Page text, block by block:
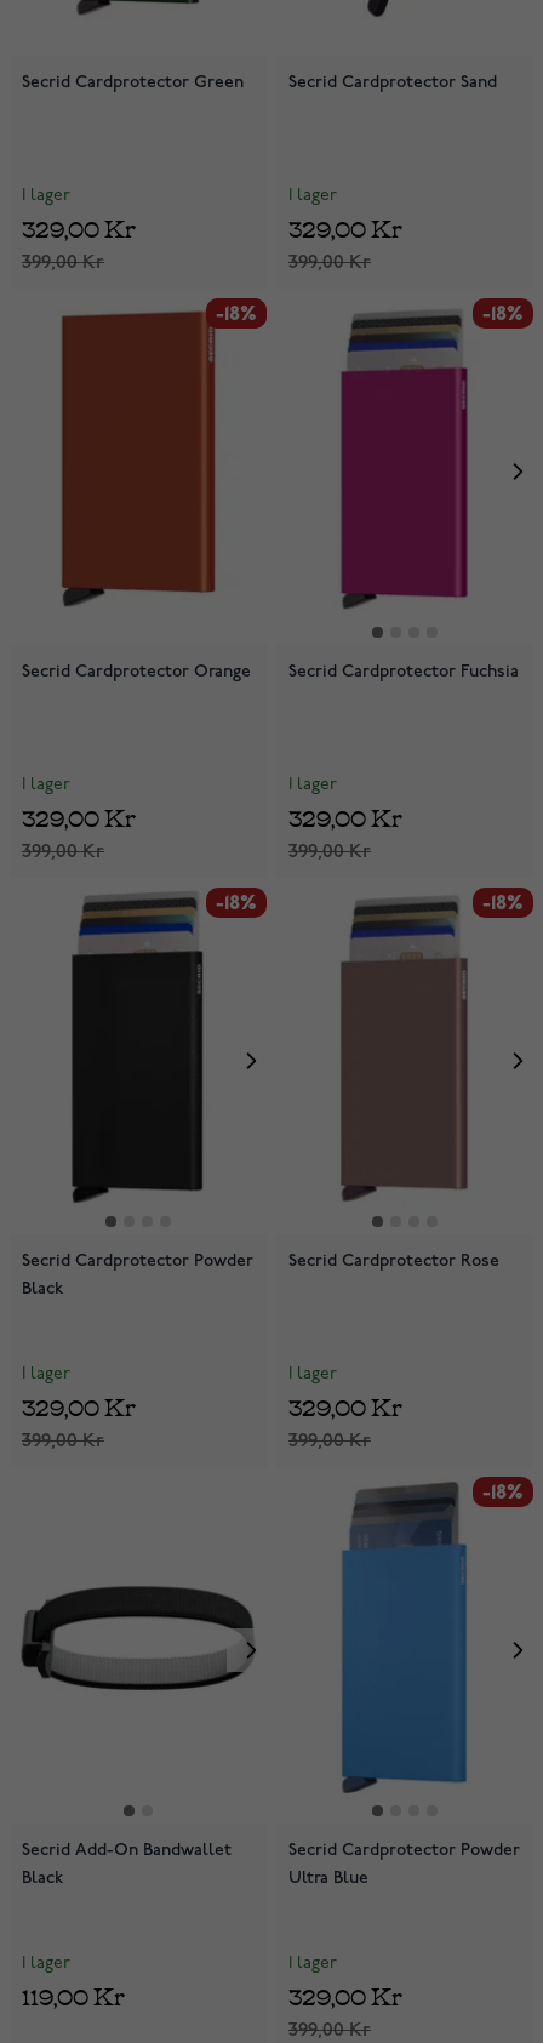
Secrid Cardprotector Green
I lager
399,00 Kr
329,00 Kr
Secrid Cardprotector Sand
I lager
399,00 Kr
329,00 Kr
-18%
-18%
Secrid Cardprotector Orange
I lager
399,00 Kr
329,00 Kr
-18%
Secrid Cardprotector Fuchsia
I lager
399,00 Kr
329,00 Kr
-18%
Secrid Cardprotector Powder
Black
I lager
399,00 Kr
329,00 Kr
-18%
Secrid Cardprotector Rose
I lager
399,00 Kr
329,00 Kr
Secrid Add-On Bandwallet
Black
I lager
119,00 Kr
-18%
Secrid Cardprotector Powder
Ultra Blue
I lager
399,00 Kr
329,00 Kr